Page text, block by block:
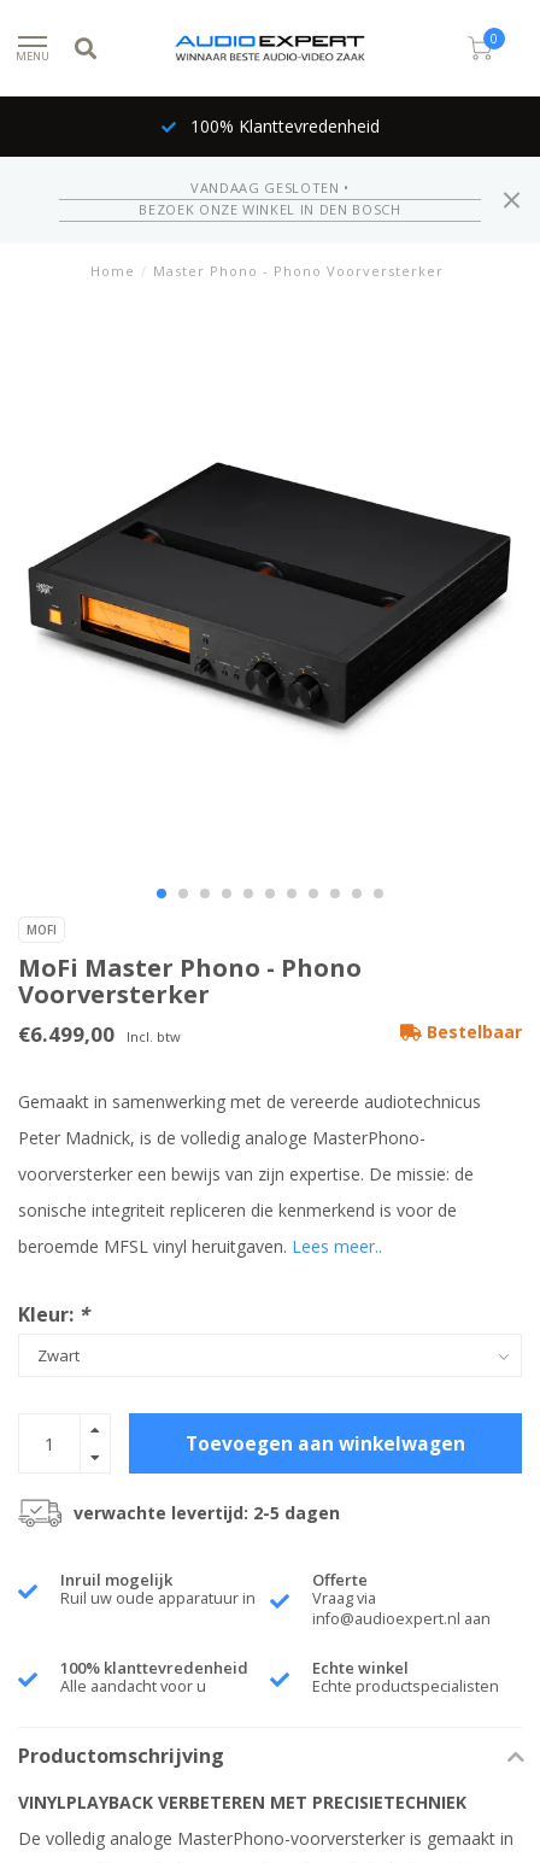
MENU
0
100% Klanttevredenheid
VANDAAG GESLOTEN •
BEZOEK ONZE WINKEL IN DEN BOSCH
Home / Master Phono - Phono Voorversterker
MOFI
MoFi Master Phono - Phono
Voorversterker
€6.499,00 Incl. btw Bestelbaar
Gemaakt in samenwerking met de vereerde audiotechnicus
Peter Madnick, is de volledig analoge MasterPhono-
voorversterker een bewijs van zijn expertise. De missie: de
sonische integriteit repliceren die kenmerkend is voor de
beroemde MFSL vinyl heruitgaven. Lees meer..
Kleur: *
Toevoegen aan winkelwagen
verwachte levertijd: 2-5 dagen
Inruil mogelijk
Ruil uw oude apparatuur in
Offerte
Vraag via
info@audioexpert.nl aan
100% klanttevredenheid
Alle aandacht voor u
Echte winkel
Echte productspecialisten
Productomschrijving
VINYLPLAYBACK VERBETEREN MET PRECISIETECHNIEK
De volledig analoge MasterPhono-voorversterker is gemaakt in